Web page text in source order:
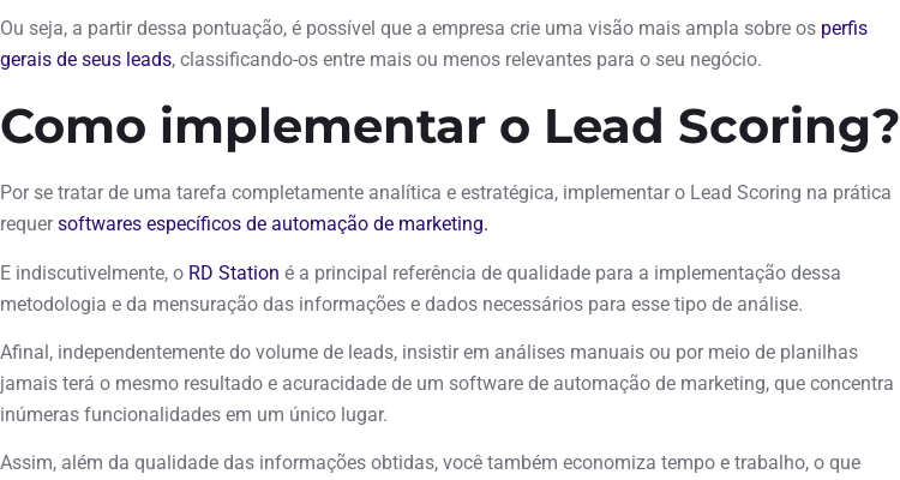
Ou seja, a partir dessa pontuação, é possível que a empresa crie uma visão mais ampla sobre os perfis
gerais de seus leads, classificando-os entre mais ou menos relevantes para o seu negócio.
Como implementar o Lead Scoring?
Por se tratar de uma tarefa completamente analítica e estratégica, implementar o Lead Scoring na prática
requersoftwares específicos de automação de marketing.
E indiscutivelmente, o RD Station é a principal referência de qualidade para a implementação dessa
metodologia e da mensuração das informações e dados necessários para esse tipo de análise.
Afinal, independentemente do volume de leads, insistir em análises manuais ou por meio de planilhas
jamais terá o mesmo resultado e acuracidade de um software de automação de marketing, que concentra
inúmeras funcionalidades em um único lugar.
Assim, além da qualidade das informações obtidas, você também economiza tempo e trabalho, o que